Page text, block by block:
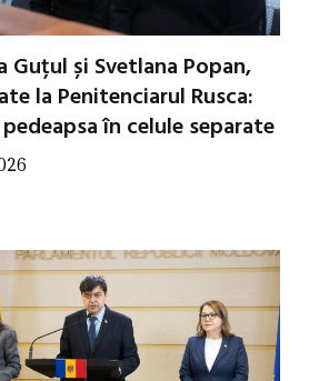
Guțul și Svetlana Popan,
la Penitenciarul Rusca:
în celule separate